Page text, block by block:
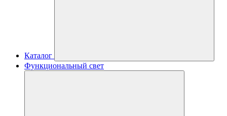
Каталог
Функциональный свет